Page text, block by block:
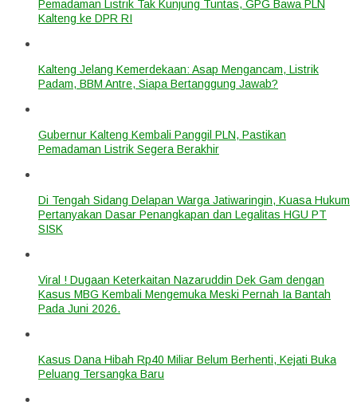
Pemadaman Listrik Tak Kunjung Tuntas, GPG Bawa PLN
Kalteng ke DPR RI
Kalteng Jelang Kemerdekaan: Asap Mengancam, Listrik
Padam, BBM Antre, Siapa Bertanggung Jawab?
Gubernur Kalteng Kembali Panggil PLN, Pastikan
Pemadaman Listrik Segera Berakhir
Di Tengah Sidang Delapan Warga Jatiwaringin, Kuasa Hukum
Pertanyakan Dasar Penangkapan dan Legalitas HGU PT
SISK
Viral ! Dugaan Keterkaitan Nazaruddin Dek Gam dengan
Kasus MBG Kembali Mengemuka Meski Pernah Ia Bantah
Pada Juni 2026.
Kasus Dana Hibah Rp40 Miliar Belum Berhenti, Kejati Buka
Peluang Tersangka Baru